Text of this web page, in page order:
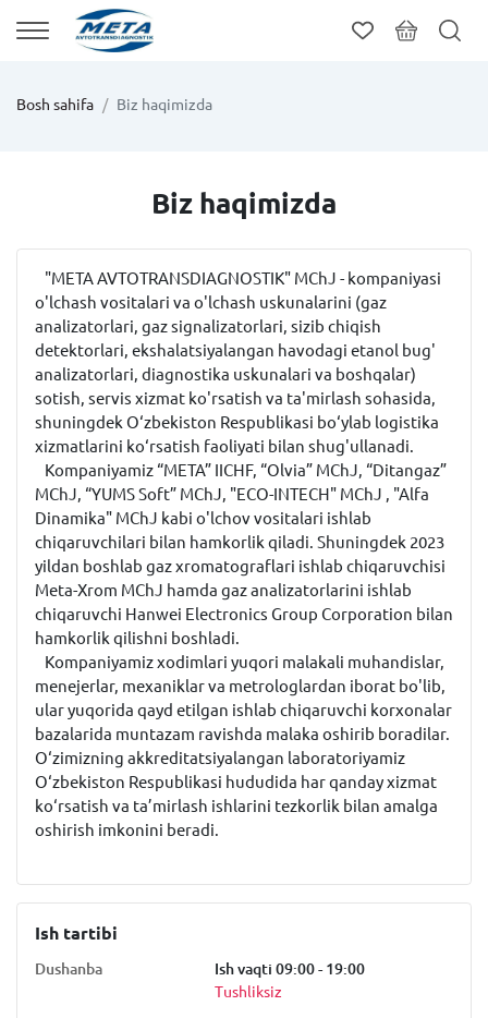
Bosh sahifa Biz haqimizda
Biz haqimizda
"META AVTOTRANSDIAGNOSTIK" MChJ - kompaniyasi
o'lchash vositalari va o'lchash uskunalarini (gaz
analizatorlari, gaz signalizatorlari, sizib chiqish
detektorlari, ekshalatsiyalangan havodagi etanol bug'
analizatorlari, diagnostika uskunalari va boshqalar)
sotish, servis xizmat ko'rsatish va ta'mirlash sohasida,
shuningdek O‘zbekiston Respublikasi bo‘ylab logistika
xizmatlarini ko‘rsatish faoliyati bilan shug'ullanadi.
Kompaniyamiz “META” IICHF, “Olvia” MChJ, “Ditangaz”
MChJ, “YUMS Soft” MChJ, "ECO-INTECH" MChJ , "Alfa
Dinamika" MChJ kabi o'lchov vositalari ishlab
chiqaruvchilari bilan hamkorlik qiladi. Shuningdek 2023
yildan boshlab gaz xromatograflari ishlab chiqaruvchisi
Meta-Xrom MChJ hamda gaz analizatorlarini ishlab
chiqaruvchi Hanwei Electronics Group Corporation bilan
hamkorlik qilishni boshladi.
Kompaniyamiz xodimlari yuqori malakali muhandislar,
menejerlar, mexaniklar va metrologlardan iborat bo'lib,
ular yuqorida qayd etilgan ishlab chiqaruvchi korxonalar
bazalarida muntazam ravishda malaka oshirib boradilar.
O‘zimizning akkreditatsiyalangan laboratoriyamiz
O‘zbekiston Respublikasi hududida har qanday xizmat
ko‘rsatish va ta’mirlash ishlarini tezkorlik bilan amalga
oshirish imkonini beradi.
Ish tartibi
Dushanba
Ish vaqti 09:00 - 19:00
Tushliksiz